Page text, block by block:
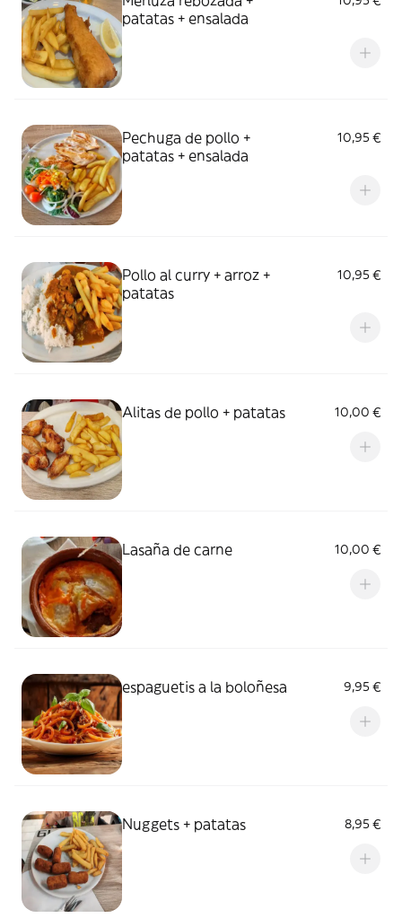
patatas + ensalada
Pechuga de pollo +
patatas + ensalada
10,95 €
Pollo al curry + arroz +
patatas
10,95 €
Alitas de pollo + patatas 10,00 €
Lasaña de carne 10,00 €
espaguetis a la boloñesa 9,95 €
Nuggets + patatas 8,95 €